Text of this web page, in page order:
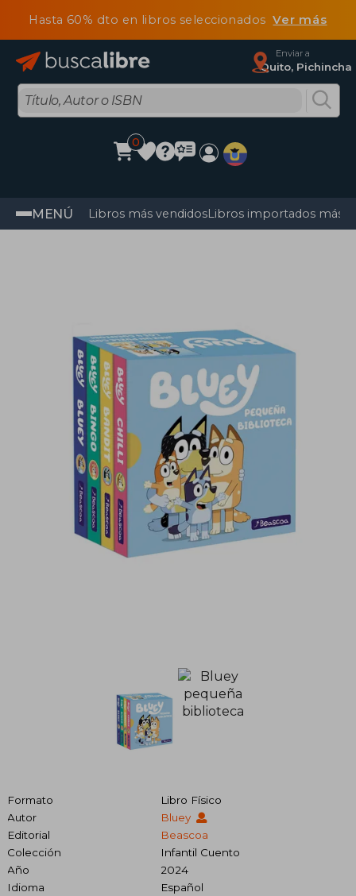
Hasta 60% dto en libros seleccionadosVer más
Enviar a
Quito, Pichincha
0
MENÚ Libros más vendidosLibros importados más
Formato
Libro Físico
Autor
Bluey
Editorial
Beascoa
Colección
Infantil Cuento
Año
2024
Idioma
Español